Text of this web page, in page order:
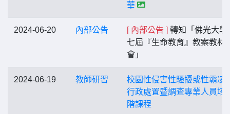
華
2024-06-20 內部公告 [ 內部公告 ] 轉知「佛光大學
七屆『生命教育』教案教材
會」
2024-06-19 教師研習
校園性侵害性騷擾或性霸凌
行政處置暨調查專業人員培
階課程